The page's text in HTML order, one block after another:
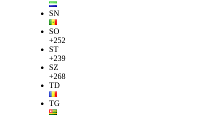
SN
SO
+252
ST
+239
SZ
+268
TD
TG